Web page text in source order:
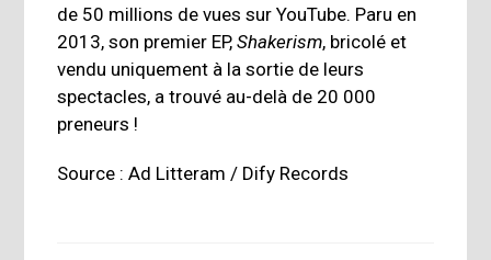
de 50 millions de vues sur YouTube. Paru en
2013, son premier EP,Shakerism, bricolé et
vendu uniquement à la sortie de leurs
spectacles, a trouvé au-delà de 20 000
preneurs !
Source :Ad Litteram / Dify Records